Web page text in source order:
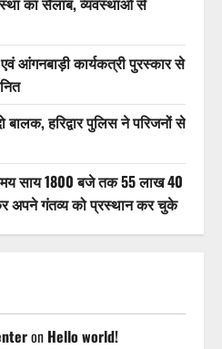
आंगनबाड़ी कार्यकत्री पुरस्कार से
बालक, हरिद्वार पुलिस ने परिजनों से
साय 1800 बजे तक 55 लाख 40
अपने गंतव्य को प्रस्थान कर चुके
on Hello world!